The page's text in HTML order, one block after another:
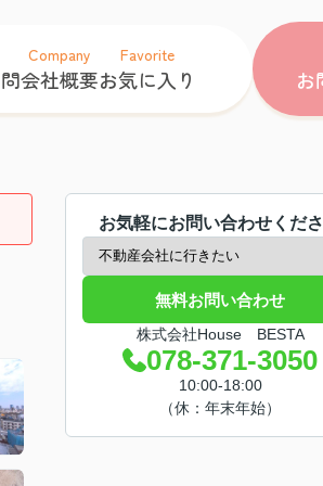
Company
会社概要
Favorite
お気に入り お
お気軽にお問い合わせくだ
無料お問い合わせ
株式会社House BESTA
078-371-3050
10:00-18:00
（休：年末年始）